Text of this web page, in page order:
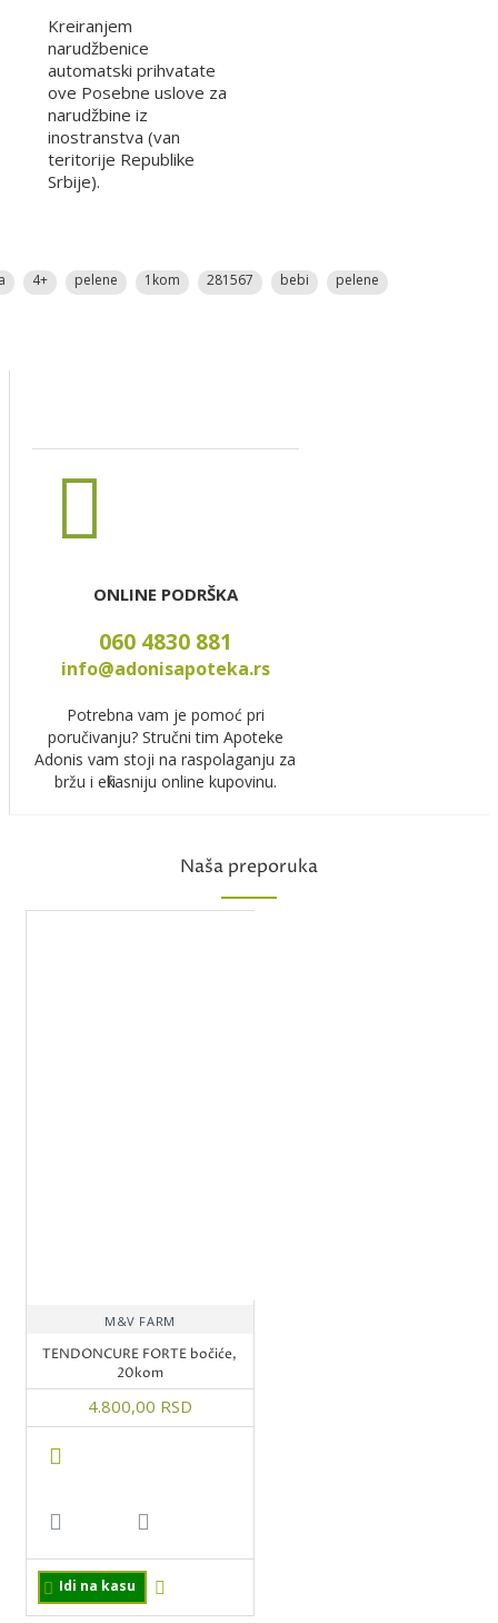
Kreiranjem
narudžbenice
automatski prihvatate
ove Posebne uslove za
narudžbine iz
inostranstva (van
teritorije Republike
Srbije).
4+ pelene 1kom 281567 bebi pelene
ONLINE PODRŠKA
060 4830 881
info@adonisapoteka.rs
Potrebna vam je pomoć pri
poručivanju? Stručni tim Apoteke
Adonis vam stoji na raspolaganju za
bržu i efikasniju online kupovinu.
Naša preporuka
M&V FARM
TENDONCURE FORTE bočiće,
20kom
4.800,00 RSD
Idi na kasu